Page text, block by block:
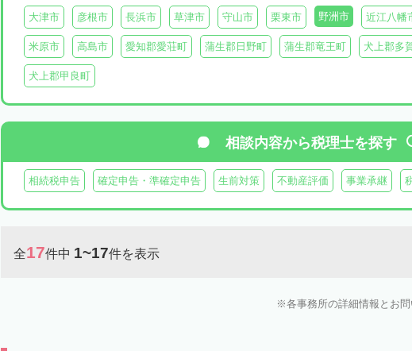
大津市 彦根市 長浜市 草津市 守山市 栗東市 野洲市 近江八幡
米原市 高島市 愛知郡愛荘町 蒲生郡日野町 蒲生郡竜王町 犬上郡多
犬上郡甲良町
相談内容から税理士を探す
相続税申告 確定申告・準確定申告 生前対策 不動産評価 事業承継
全17件中 1~17件を表示
各事務所の詳細情報とお